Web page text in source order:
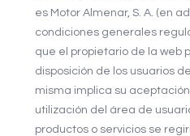
es Motor Almenar, S. A. (en
condiciones generales
que el propietario de la web
disposición de los usuarios
misma implica su
utilización del área de
productos o servicios se